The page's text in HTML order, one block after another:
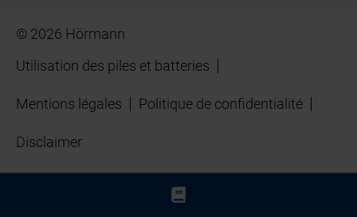
© 2026 Hörmann
Utilisation des piles et batteries
Mentions légales Politique de confidentialité
Disclaimer